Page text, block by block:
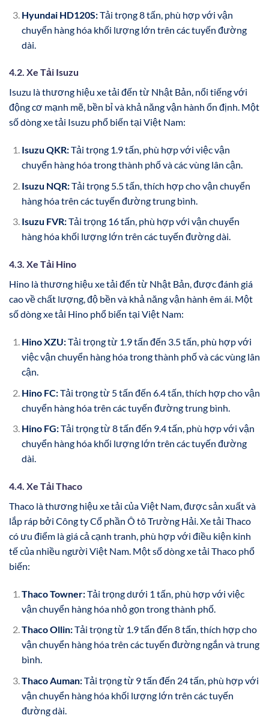
Hyundai HD120S:Tải trọng 8 tấn, phù hợp với vận
chuyển hàng hóa khối lượng lớn trên các tuyến đường
dài.
4.2. Xe Tải Isuzu
Isuzu là thương hiệu xe tải đến từ Nhật Bản, nổi tiếng với
động cơ mạnh mẽ, bền bỉ và khả năng vận hành ổn định. Một
số dòng xe tải Isuzu phổ biến tại Việt Nam:
Isuzu QKR:Tải trọng 1.9 tấn, phù hợp với việc vận
chuyển hàng hóa trong thành phố và các vùng lân cận.
Isuzu NQR:Tải trọng 5.5 tấn, thích hợp cho vận chuyển
hàng hóa trên các tuyến đường trung bình.
Isuzu FVR:Tải trọng 16 tấn, phù hợp với vận chuyển
hàng hóa khối lượng lớn trên các tuyến đường dài.
4.3. Xe Tải Hino
Hino là thương hiệu xe tải đến từ Nhật Bản, được đánh giá
cao về chất lượng, độ bền và khả năng vận hành êm ái. Một
số dòng xe tải Hino phổ biến tại Việt Nam:
Hino XZU:Tải trọng từ 1.9 tấn đến 3.5 tấn, phù hợp với
việc vận chuyển hàng hóa trong thành phố và các vùng lân
cận.
Hino FC:Tải trọng từ 5 tấn đến 6.4 tấn, thích hợp cho vận
chuyển hàng hóa trên các tuyến đường trung bình.
Hino FG:Tải trọng từ 8 tấn đến 9.4 tấn, phù hợp với vận
chuyển hàng hóa khối lượng lớn trên các tuyến đường
dài.
4.4. Xe Tải Thaco
Thaco là thương hiệu xe tải của Việt Nam, được sản xuất và
lắp ráp bởi Công ty Cổ phần Ô tô Trường Hải. Xe tải Thaco
có ưu điểm là giá cả cạnh tranh, phù hợp với điều kiện kinh
tế của nhiều người Việt Nam. Một số dòng xe tải Thaco phổ
biến:
Thaco Towner:Tải trọng dưới 1 tấn, phù hợp với việc
vận chuyển hàng hóa nhỏ gọn trong thành phố.
Thaco Ollin:Tải trọng từ 1.9 tấn đến 8 tấn, thích hợp cho
vận chuyển hàng hóa trên các tuyến đường ngắn và trung
bình.
Thaco Auman:Tải trọng từ 9 tấn đến 24 tấn, phù hợp với
vận chuyển hàng hóa khối lượng lớn trên các tuyến
đường dài.